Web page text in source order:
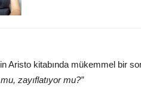
Aristo kitabında mükemmel bir
zayıflatıyor mu?”